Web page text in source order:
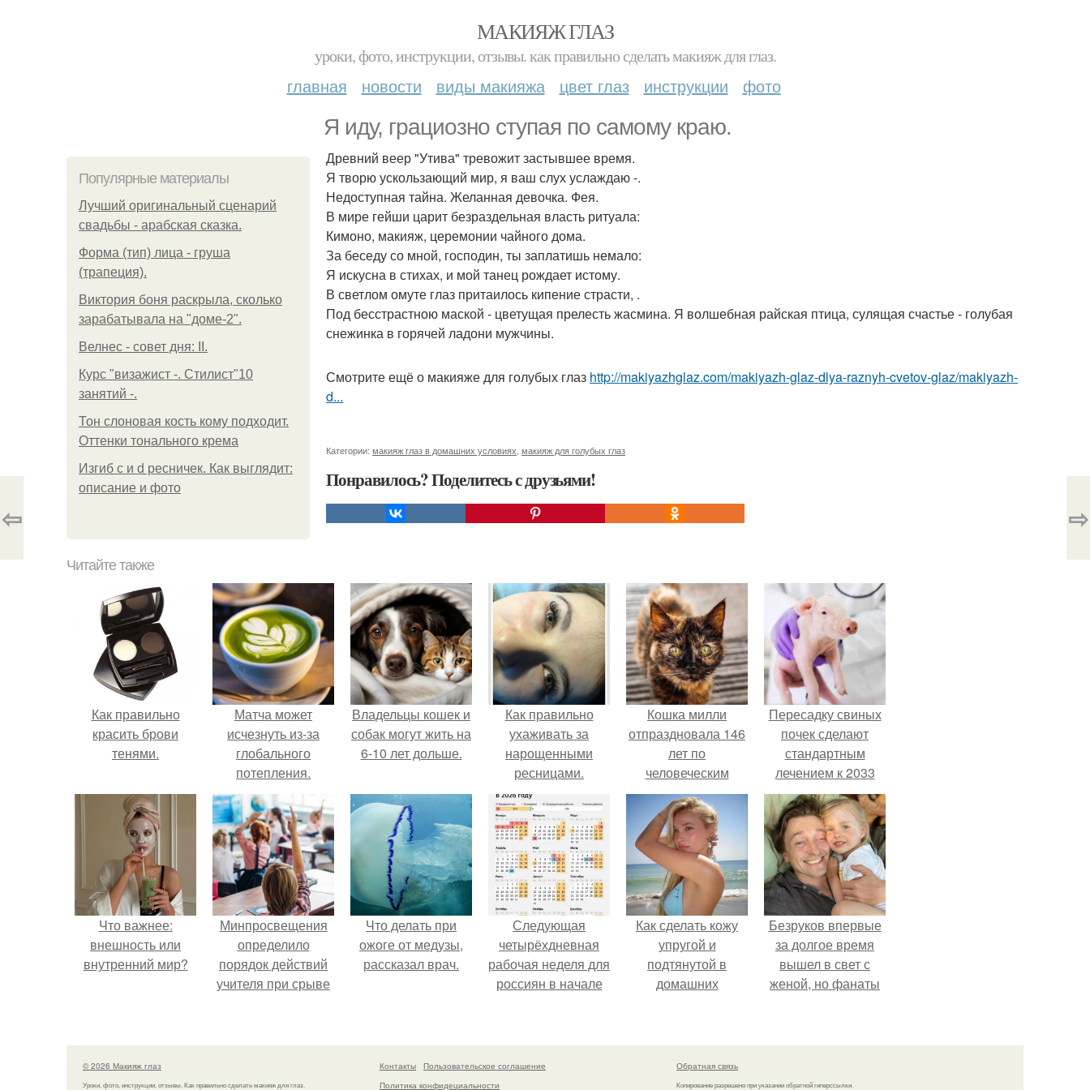
МАКИЯЖ ГЛАЗ
уроки, фото, инструкции, отзывы. как правильно сделать макияж для глаз.
главная новости виды макияжа цвет глаз инструкции фото
Я иду, грациозно ступая по самому краю.
Популярные материалы
Лучший оригинальный сценарий
свадьбы - арабская сказка.
Форма (тип) лица - груша
(трапеция).
Виктория боня раскрыла, сколько
зарабатывала на "доме-2".
Велнес - совет дня: II.
Курс "визажист -. Стилист"10
занятий -.
Тон слоновая кость кому подходит.
Оттенки тонального крема
Изгиб c и d ресничек. Как выглядит:
описание и фото
Древний веер "Утива" тревожит застывшее время.
Я творю ускользающий мир, я ваш слух услаждаю -.
Недоступная тайна. Желанная девочка. Фея.
В мире гейши царит безраздельная власть ритуала:
Кимоно, макияж, церемонии чайного дома.
За беседу со мной, господин, ты заплатишь немало:
Я искусна в стихах, и мой танец рождает истому.
В светлом омуте глаз притаилось кипение страсти, .
Под бесстрастною маской - цветущая прелесть жасмина. Я волшебная райская птица, сулящая счастье - голубая
снежинка в горячей ладони мужчины.
Смотрите ещё о макияже для голубых глаз http://makiyazhglaz.com/makiyazh-glaz-dlya-raznyh-cvetov-glaz/makiyazh-
d...
Категории: макияж глаз в домашних условиях макияж для голубых глаз
Понравилось? Поделитесь с друзьями!
⇦ ⇨
Читайте также
Как правильно
красить брови
тенями.
Матча может
исчезнуть из-за
глобального
потепления.
Владельцы кошек и
собак могут жить на
6-10 лет дольше.
Как правильно
ухаживать за
нарощенными
ресницами.
Кошка милли
отпраздновала 146
лет по
человеческим
Меркам и
претендует на
звание самой
старой в мире.
Пересадку свиных
почек сделают
стандартным
лечением к 2033
году в Японии.
Что важнее:
внешность или
внутренний мир?
Минпросвещения
определило
порядок действий
учителя при срыве
Что делать при
ожоге от медузы,
рассказал врач.
Следующая
четырёхдневная
рабочая неделя для
россиян в начале
Как сделать кожу
упругой и
подтянутой в
домашних
Безруков впервые
за долгое время
вышел в свет с
женой, но фанаты
Анны: "какая она
© 2026 Макияж глаз
Уроки, фото, инструкции, отзывы. Как правильно сделать макияж для глаз.
Контакты
Пользовательское соглашение
Политика конфидециальности
Обратная связь
Копирование разрешено при указании обратной гиперссылки.